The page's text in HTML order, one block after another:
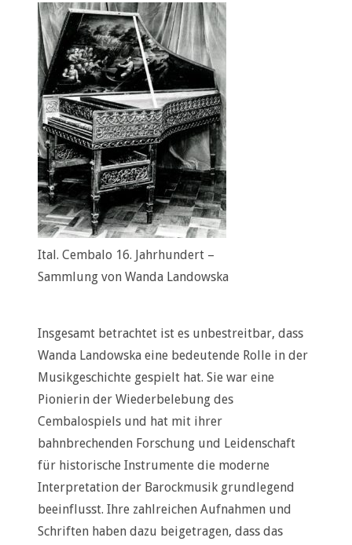
Ital. Cembalo 16. Jahrhundert –
Sammlung von Wanda Landowska
Insgesamt betrachtet ist es unbestreitbar, dass
Wanda Landowska eine bedeutende Rolle in der
Musikgeschichte gespielt hat. Sie war eine
Pionierin der Wiederbelebung des
Cembalospiels und hat mit ihrer
bahnbrechenden Forschung und Leidenschaft
für historische Instrumente die moderne
Interpretation der Barockmusik grundlegend
beeinflusst. Ihre zahlreichen Aufnahmen und
Schriften haben dazu beigetragen, dass das